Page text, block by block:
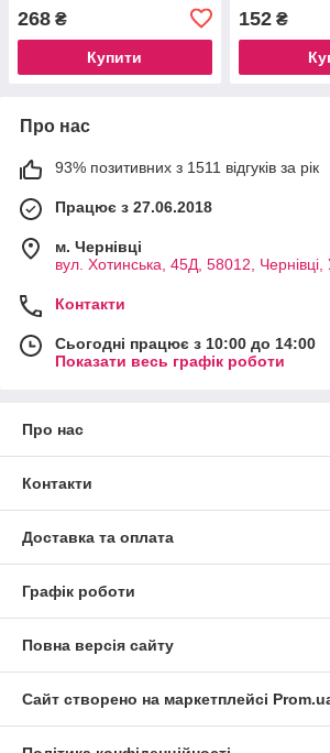
268 ₴
Купити
152₴
Про нас
93% позитивних з 1511 відгуків за рік
Працює з 27.06.2018
м. Чернівці
вул. Хотинська, 45Д, 58012, Чернівці,
Контакти
Сьогодні працює з 10:00 до 14:00
Показати весь графік роботи
Про нас
Контакти
Доставка та оплата
Графік роботи
Повна версія сайту
Сайт створено на маркетплейсі